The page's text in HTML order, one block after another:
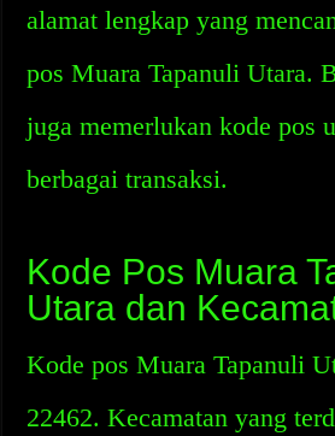
alamat lengkap yang
pos Muara Tapanuli Utara.
juga memerlukan kode pos
berbagai transaksi.
Kode Pos Muara
Utara dan
Kode pos Muara Tapanuli
22462. Kecamatan yang